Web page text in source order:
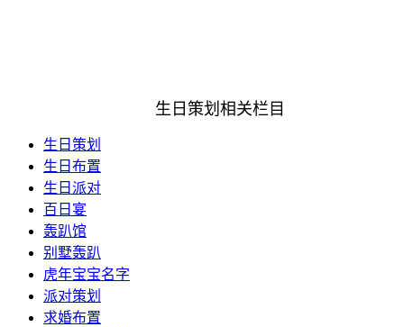
生日策划相关栏目
生日策划
生日布置
生日派对
百日宴
轰趴馆
别墅轰趴
虎年宝宝名字
派对策划
求婚布置